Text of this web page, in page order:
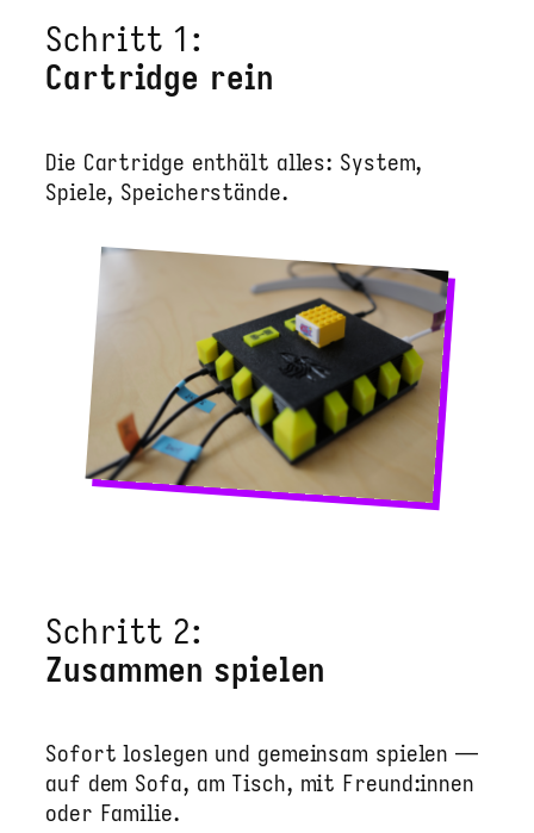
Schritt 1:
Cartridge rein
Die Cartridge enthält alles: System,
Spiele, Speicherstände.
Schritt 2:
Zusammen spielen
Sofort loslegen und gemeinsam spielen —
auf dem Sofa, am Tisch, mit Freund:innen
oder Familie.